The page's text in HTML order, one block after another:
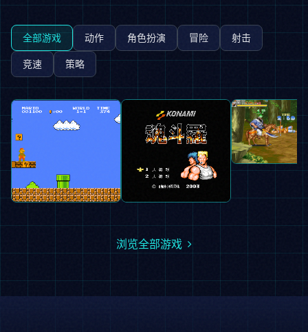
全部游戏 动作 角色扮演 冒险 射击
竞速 策略
超级马里奥
魂斗罗
FC
100% 兼容
街机
100%
浏览全部游戏